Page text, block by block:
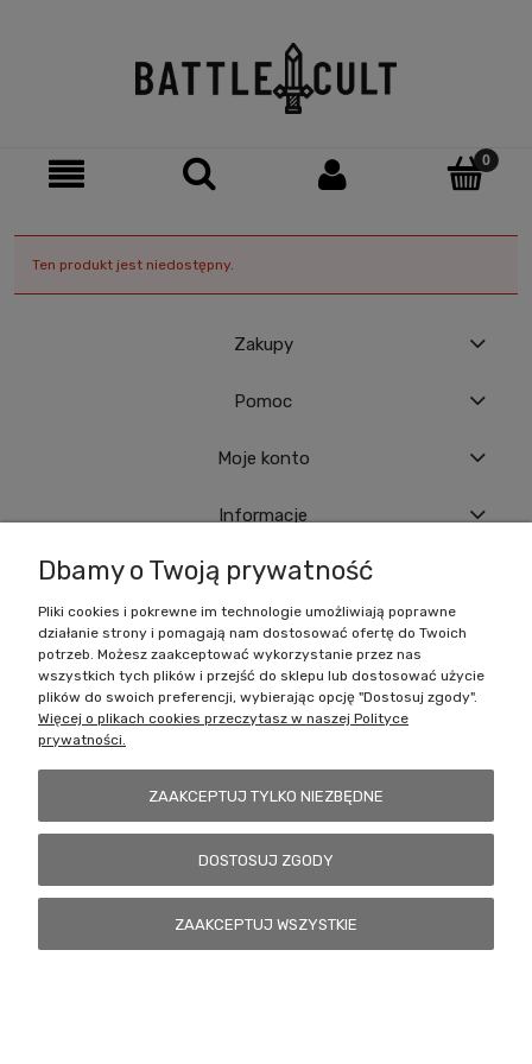
Ten produkt jest niedostępny.
Zakupy
Pomoc
Moje konto
Informacje
Battlecult | ul. Benedykta Dybowskiego 45/7, 41-208 Sosnowiec, woj.
śląskie | Email:kontakt@battlecult.plTel.: 669966242 | NIP:
6443563610 REGON: 520502331
POKAŻ PEŁNĄ WERSJĘ STRONY
Dbamy o Twoją prywatność
Pliki cookies i pokrewne im technologie umożliwiają poprawne
działanie strony i pomagają nam dostosować ofertę do Twoich
potrzeb. Możesz zaakceptować wykorzystanie przez nas
wszystkich tych plików i przejść do sklepu lub dostosować użycie
plików do swoich preferencji, wybierając opcję "Dostosuj zgody".
Więcej o plikach cookies przeczytasz w naszej Polityce
prywatności.
ZAAKCEPTUJ TYLKO NIEZBĘDNE
DOSTOSUJ ZGODY
ZAAKCEPTUJ WSZYSTKIE